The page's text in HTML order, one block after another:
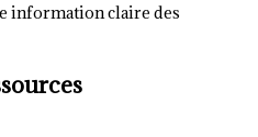
information claire des